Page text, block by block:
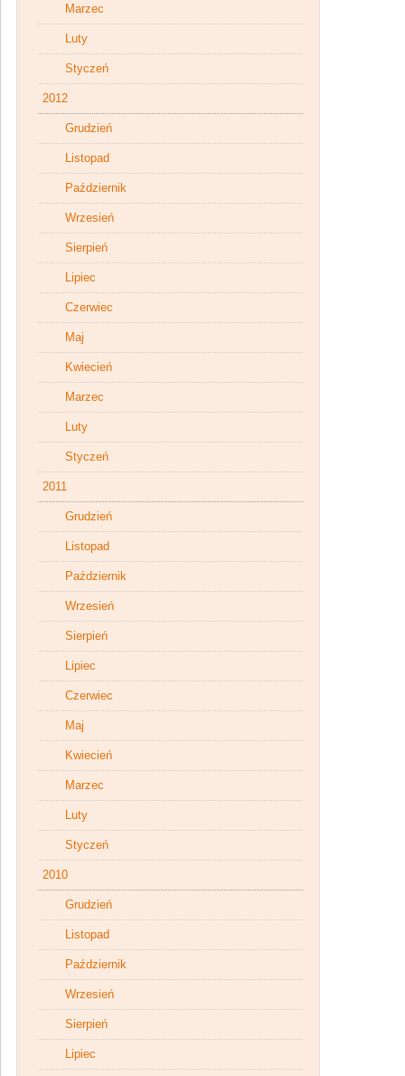
Marzec
Luty
Styczeń
2012
Grudzień
Listopad
Październik
Wrzesień
Sierpień
Lipiec
Czerwiec
Maj
Kwiecień
Marzec
Luty
Styczeń
2011
Grudzień
Listopad
Październik
Wrzesień
Sierpień
Lipiec
Czerwiec
Maj
Kwiecień
Marzec
Luty
Styczeń
2010
Grudzień
Listopad
Październik
Wrzesień
Sierpień
Lipiec